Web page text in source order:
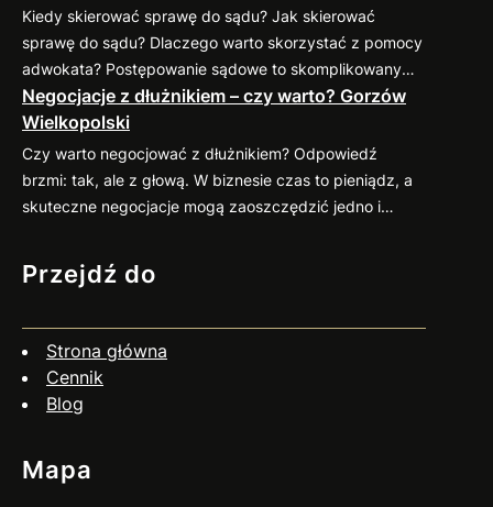
kontrahenta przed nawiązaniem współpracy Zanim
podpiszesz umowę, dokładnie sprawdź potencjalnego
kontrahenta. Możesz zweryfikować jego wiarygodność
finansową w dostępnych bazach gospodarczych (np.
KRD, BIG) oraz poprosić o…
Kiedy skierować sprawę do sądu? Jak skierować
sprawę do sądu? Dlaczego warto skorzystać z pomocy
adwokata? Postępowanie sądowe to skomplikowany
proces, który wymaga znajomości przepisów oraz
procedur. Profesjonalny pełnomocnik: Jeśli
zastanawiasz się nad skierowaniem swojej sprawy do
sądu, zapraszam do kontaktu
883 593 553. Chętnie
pomogę w ocenie sytuacji, przygotowaniu pozwu i
Negocjacje z dłużnikiem – czy warto? Gorzów
Wielkopolski
Czy warto negocjować z dłużnikiem? Odpowiedź
brzmi: tak, ale z głową. W biznesie czas to pieniądz, a
skuteczne negocjacje mogą zaoszczędzić jedno i
dłużnikiem często przynosi zaskakująco pozytywne
efekty. Dlaczego warto negocjować? Jak się
nieuczciwie…
Przejdź do
Strona główna
Cennik
Blog
Mapa